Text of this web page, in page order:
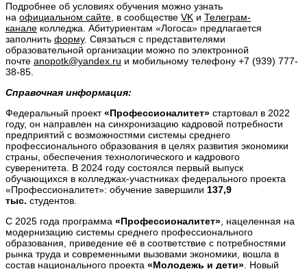
Подробнее об условиях обучения можно узнать
на официальном сайте , в сообществе VK и Телеграм-
канале колледжа. Абитуриентам «Логоса» предлагается
заполнить форму. Связаться с представителями
образовательной организации можно по электронной
почте anopotk@yandex.ru и мобильному телефону +7 (939) 777-
38-85.
Справочная информация:
Федеральный проект«Профессионалитет» стартовал в 2022
году, он направлен на синхронизацию кадровой потребности
предприятий с возможностями системы среднего
профессионального образования в целях развития экономики
страны, обеспечения технологического и кадрового
суверенитета. В 2024 году состоялся первый выпуск
обучающихся в колледжах-участниках федерального проекта
«Профессионалитет»: обучение завершили 137,9
тыс. студентов.
С 2025 года программа «Профессионалитет», нацеленная на
модернизацию системы среднего профессионального
образования, приведение её в соответствие с потребностями
рынка труда и современными вызовами экономики, вошла в
состав национального проекта «Молодежь и дети». Новый